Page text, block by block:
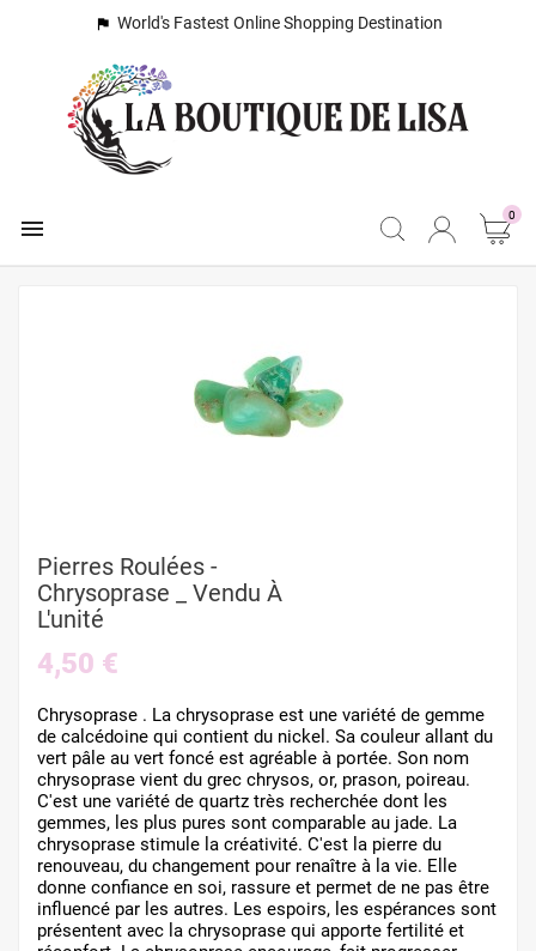
 World's Fastest Online Shopping Destination
 0
Pierres Roulées -
Chrysoprase _ Vendu À
L'unité
4,50 €
Chrysoprase . La chrysoprase est une variété de gemme
de calcédoine qui contient du nickel. Sa couleur allant du
vert pâle au vert foncé est agréable à portée. Son nom
chrysoprase vient du grec chrysos, or, prason, poireau.
C'est une variété de quartz très recherchée dont les
gemmes, les plus pures sont comparable au jade. La
chrysoprase stimule la créativité. C'est la pierre du
renouveau, du changement pour renaître à la vie. Elle
donne confiance en soi, rassure et permet de ne pas être
influencé par les autres. Les espoirs, les espérances sont
présentent avec la chrysoprase qui apporte fertilité et